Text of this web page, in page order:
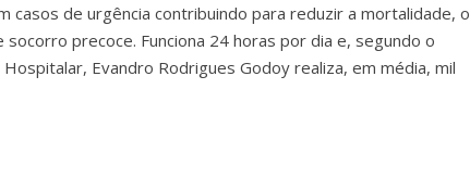
casos de urgência contribuindo para reduzir a mortalidade, o
precoce. Funciona 24 horas por dia e, segundo o
Evandro Rodrigues Godoy realiza, em média, mil